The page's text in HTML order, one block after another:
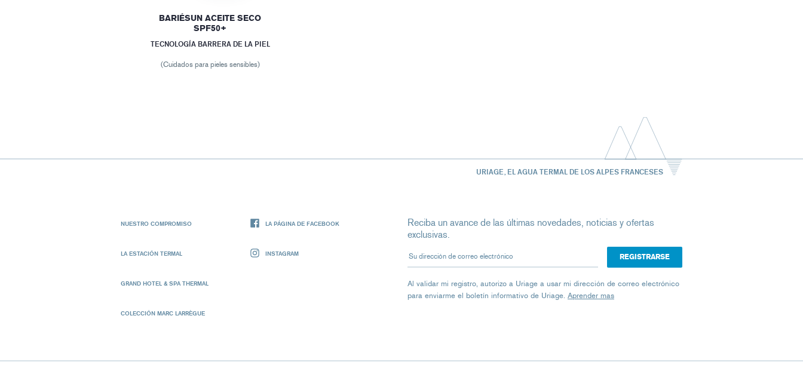
BARIÉSUN ACEITE SECO
SPF50+
TECNOLOGÍA BARRERA DE LA PIEL
(Cuidados para pieles sensibles)
URIAGE, EL AGUA TERMAL DE LOS ALPES FRANCESES
NUESTRO COMPROMISO
LA ESTACIÓN TERMAL
GRAND HOTEL & SPA THERMAL
COLECCIÓN MARC LARRÈGUE
LA PÁGINA DE FACEBOOK
INSTAGRAM
Reciba un avance de las últimas novedades, noticias y ofertas
exclusivas.
Su dirección de correo electrónico
Al validar mi registro, autorizo ​​a Uriage a usar mi dirección de correo electrónico
para enviarme el boletín informativo de Uriage. Aprender mas